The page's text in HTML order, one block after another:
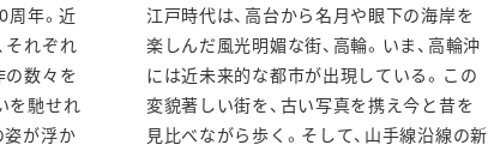
ィ
ン
ド
周年。近
それぞれ
の数々を
を馳せれ
姿が浮か
ィ
ン
ド
江戸時代は、高台から名月や眼下の海岸を
楽しんだ風光明媚な街、高輪。いま、高輪沖
には近未来的な都市が出現している。この
変貌著しい街を、古い写真を携え今と昔を
見比べながら歩く。そして、山手線沿線の新